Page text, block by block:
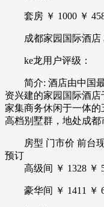
套房 ￥ 1000 ￥
成都家园国际酒
ke龙用户评级：
简介: 酒店由中国最
资兴建的家园国际酒店
家集商务休闲于一体
高档别墅群，地处成
房型 门市价 前台现
预订
高级间 ￥ 1328 ￥
豪华间 ￥ 1411 ￥